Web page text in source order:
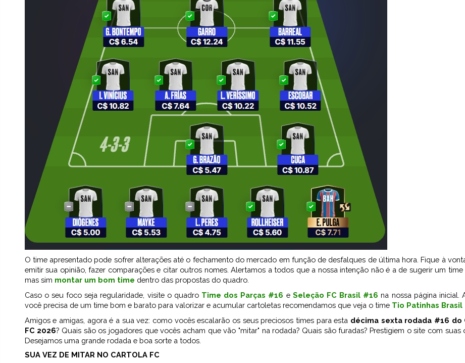
O time apresentado pode sofrer alterações até o fechamento do mercado em função de desfalques de última hora. Fique à
emitir sua opinião, fazer comparações e citar outros nomes. Alertamos a todos que a nossa intenção não é a de sugerir um time
mas sim montar um bom time dentro das propostas do quadro.
Caso o seu foco seja regularidade, visite o quadro Time dos Parças #16 e Seleção FC Brasil #16 na nossa página inicial.
você precisa de um time bom e barato para valorizar e acumular cartoletas recomendamos que veja o time Tio Patinhas Brasil
Amigos e amigas, agora é a sua vez: como vocês escalarão os seus preciosos times para esta décima sexta rodada #16 do
FC 2026? Quais são os jogadores que vocês acham que vão "mitar" na rodada? Quais são furadas? Prestigiem o site com suas
Desejamos uma grande rodada e boa sorte a todos.
SUA VEZ DE MITAR NO CARTOLA FC